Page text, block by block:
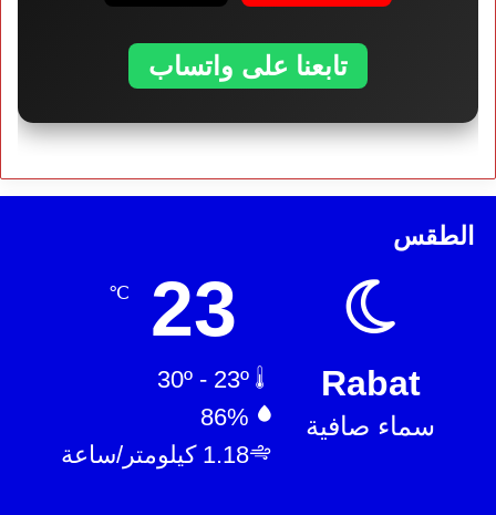
تابعنا على واتساب
الطقس
Rabat
سماء صافية
23
℃
86%
1.18 كيلومتر/ساعة